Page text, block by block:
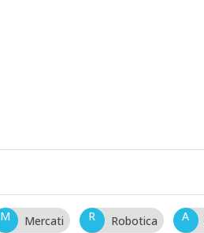
M Mercati R Robotica A